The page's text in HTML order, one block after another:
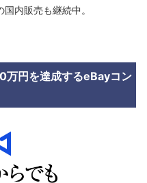
内販売も継続中。
万円を達成するeBayコン